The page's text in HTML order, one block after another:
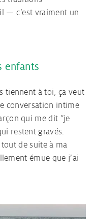
— c’est vraiment un
enfants
tiennent à toi, ça veut
conversation intime
qui me dit “je
restent gravés.
tout de suite à ma
émue que j’ai